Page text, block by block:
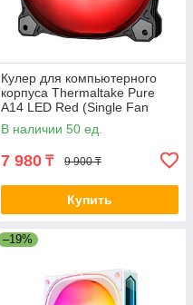
Кулер для компьютерного
корпуса Thermaltake Pure
A14 LED Red (Single Fan
Pack) 2-008427 CL-F110-
PL14RE-A
В наличии 50 ед.
7 980 ₸ 9 900 ₸
Купить
–19%